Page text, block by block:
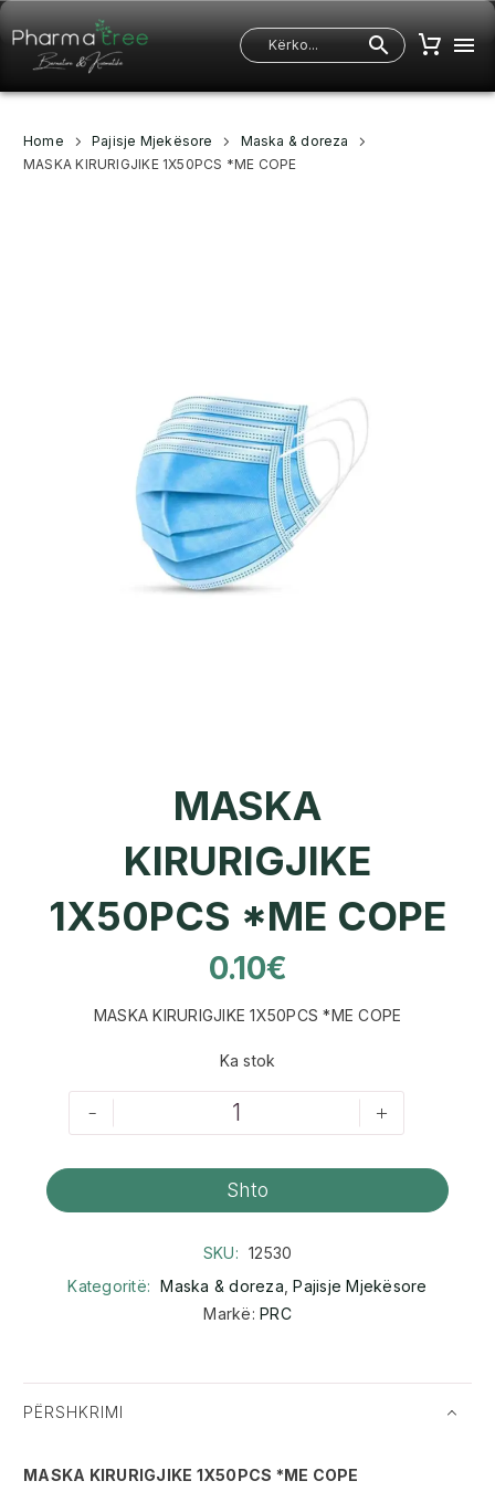
Home Pajisje Mjekësore
Maska & doreza
MASKA KIRURIGJIKE 1X50PCS *ME COPE
MASKA
KIRURIGJIKE
1X50PCS *ME COPE
0.10€
MASKA KIRURIGJIKE 1X50PCS *ME COPE
Ka stok
- +
Shto
SKU: 12530
Kategoritë:
Maska & doreza ,Pajisje Mjekësore
Markë: PRC
PËRSHKRIMI
MASKA KIRURIGJIKE 1X50PCS *ME COPE